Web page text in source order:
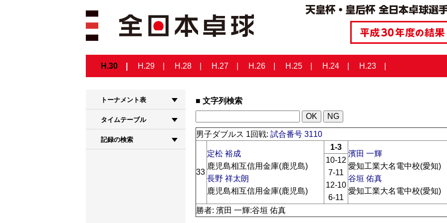
H.30 H.29 H.28 H.27 H.26 H.25 H.24 H.23
トーナメント表
タイムテーブル
記録の検索
文字列検索
男子ダブルス 1回戦: 試合番号 3110
33
定松 裕成
鹿児島相互信用金庫(鹿児島)
長野 祥太朗
鹿児島相互信用金庫(鹿児島)
1-3
濱田 一輝
愛知工業大名電中校(愛知)
谷垣 佑真
愛知工業大名電中校(愛知)
10-12
7-11
12-10
6-11
勝者: 濱田 一輝:谷垣 佑真